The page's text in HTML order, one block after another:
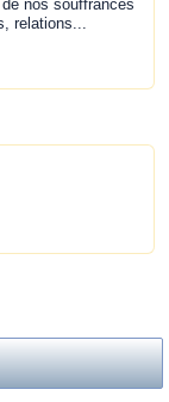
nos souffrances
relations...